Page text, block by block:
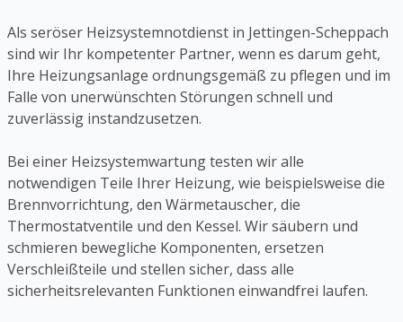
Als seröser Heizsystemnotdienst in Jettingen-Scheppach
sind wir Ihr kompetenter Partner, wenn es darum geht,
Ihre Heizungsanlage ordnungsgemäß zu pflegen und im
Falle von unerwünschten Störungen schnell und
zuverlässig instandzusetzen.
Bei einer Heizsystemwartung testen wir alle
notwendigen Teile Ihrer Heizung, wie beispielsweise die
Brennvorrichtung, den Wärmetauscher, die
Thermostatventile und den Kessel. Wir säubern und
schmieren bewegliche Komponenten, ersetzen
Verschleißteile und stellen sicher, dass alle
sicherheitsrelevanten Funktionen einwandfrei laufen.